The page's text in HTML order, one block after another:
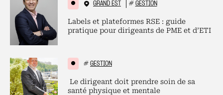
GRAND EST # GESTION
Labels et plateformes RSE : guide
pratique pour dirigeants de PME et d’ETI
# GESTION
Le dirigeant doit prendre soin de sa
santé physique et mentale